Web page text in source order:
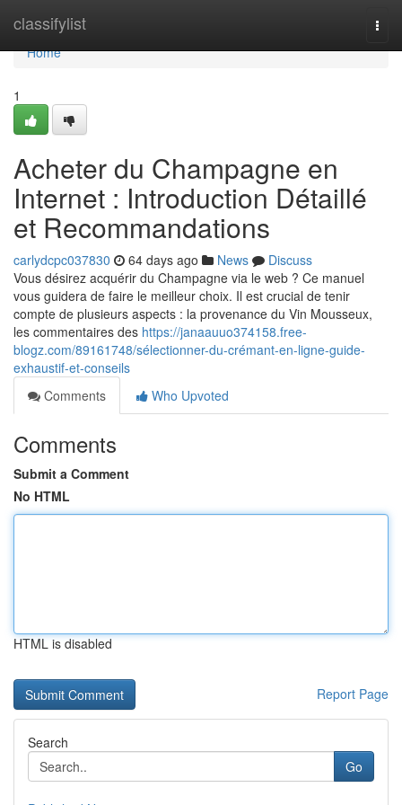
classifylist
Home
Home
1
Acheter du Champagne en
Internet : Introduction Détaillé
et Recommandations
carlydcpc037830 64 days ago News
Discuss
Vous désirez acquérir du Champagne via le web ? Ce manuel
vous guidera de faire le meilleur choix. Il est crucial de tenir
compte de plusieurs aspects : la provenance du Vin Mousseux,
les commentaires des https://janaauuo374158.free-
blogz.com/89161748/sélectionner-du-crémant-en-ligne-guide-
exhaustif-et-conseils
Comments
Who Upvoted
Comments
Submit a Comment
No HTML
HTML is disabled
Report Page
Search
Go